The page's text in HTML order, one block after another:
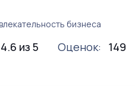
бизнеса
4.6 из 5 Оценок: 149